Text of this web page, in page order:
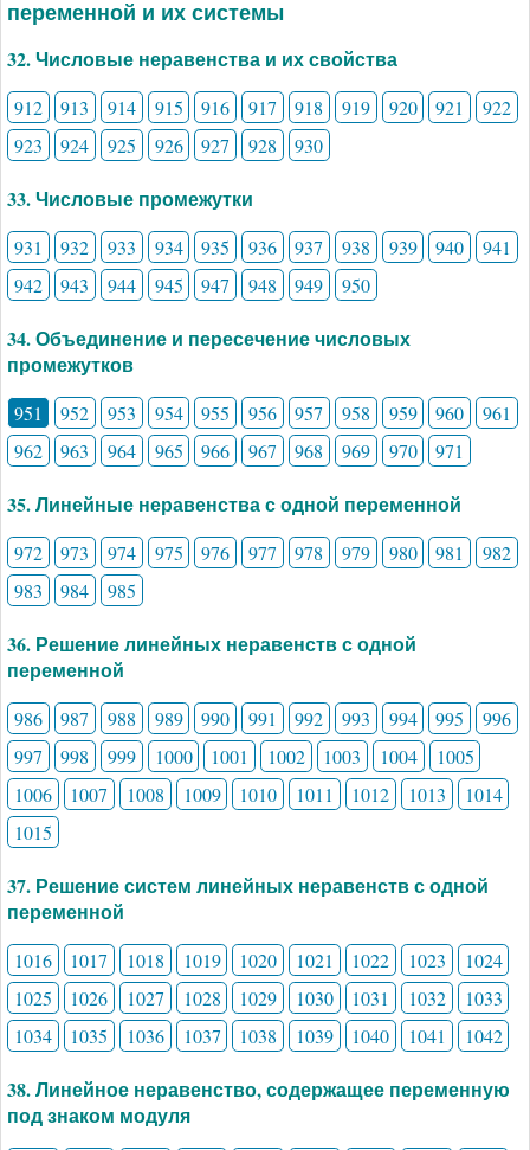
переменной и их системы
32. Числовые неравенства и их свойства
912 913 914 915 916 917 918 919 920 921
922
923
924 925 926 927 928 930
33. Числовые промежутки
931 932 933 934 935 936 937 938 939 940
941
942
943 944 945 947 948 949 950
34. Объединение и пересечение числовых
промежутков
951 952 953 954 955 956 957 958 959 960
961
962
963 964 965 966 967 968 969 970 971
35. Линейные неравенства с одной переменной
972 973 974 975 976 977 978 979 980 981
982
983
984 985
36. Решение линейных неравенств с одной
переменной
986 987 988 989 990 991 992 993 994 995
996
997
998 999 1000 1001 1002 1003 1004
1005
1006
1007 1008 1009 1010 1011 1012 1013
1014
1015
37. Решение систем линейных неравенств с одной
переменной
1016 1017 1018 1019 1020 1021 1022 1023
1024
1025
1026 1027 1028 1029 1030 1031 1032
1033
1034
1035 1036 1037 1038 1039 1040 1041 1042
38. Линейное неравенство, содержащее переменную
под знаком модуля